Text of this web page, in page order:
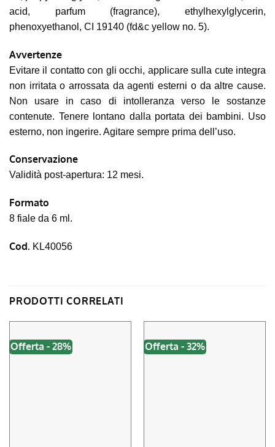
acid, parfum (fragrance), ethylhexylglycerin,
phenoxyethanol, CI 19140 (fd&c yellow no. 5).
Avvertenze
Evitare il contatto con gli occhi, applicare sulla cute integra
non irritata o arrossata da agenti esterni o da altre cause.
Non usare in caso di intolleranza verso le sostanze
contenute. Tenere lontano dalla portata dei bambini. Uso
esterno, non ingerire. Agitare sempre prima dell’uso.
Conservazione
Validità post-apertura: 12 mesi.
Formato
8 fiale da 6 ml.
Cod. KL40056
PRODOTTI CORRELATI
Offerta - 28% Offerta - 32%